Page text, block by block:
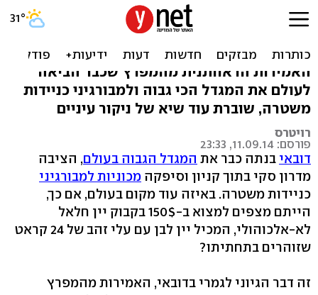
דובאי מציגה: יין בלי אלכוהול,
אבל עם זהב
האמירות הראוותנית מהמפרץ שכבר הביאה
לעולם את המגדל הכי גבוה ולמבורגיני כניידות
משטרה, שוברת עוד שיא של ניקור עיניים
רויטרס
פורסם: 11.09.14, 23:33
דובאי בנתה כבר את המגדל הגבוה בעולם, הציבה
מדרון סקי בתוך קניון וסיפקה מכוניות למבורגיני
כניידות משטרה. באיזה עוד מקום בעולם, אם כך,
הייתם מצפים למצוא ב-150$ בקבוק יין חלאל
לא-אלכוהולי, המכיל יין לבן עם עלי זהב של 24 קראט
שזוהרים בתחתיתו?
זה דבר הגיוני לגמרי בדובאי, האמירות מהמפרץ